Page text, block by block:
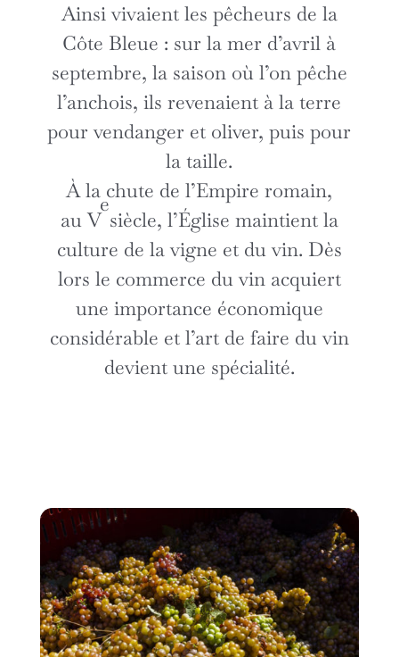
Ainsi vivaient les pêcheurs de la
Côte Bleue : sur la mer d’avril à
septembre, la saison où l’on pêche
l’anchois, ils revenaient à la terre
pour vendanger et oliver, puis pour
la taille.
À la chute de l’Empire romain,
au V
e
siècle, l’Église maintient la
culture de la vigne et du vin. Dès
lors le commerce du vin acquiert
une importance économique
considérable et l’art de faire du vin
devient une spécialité.